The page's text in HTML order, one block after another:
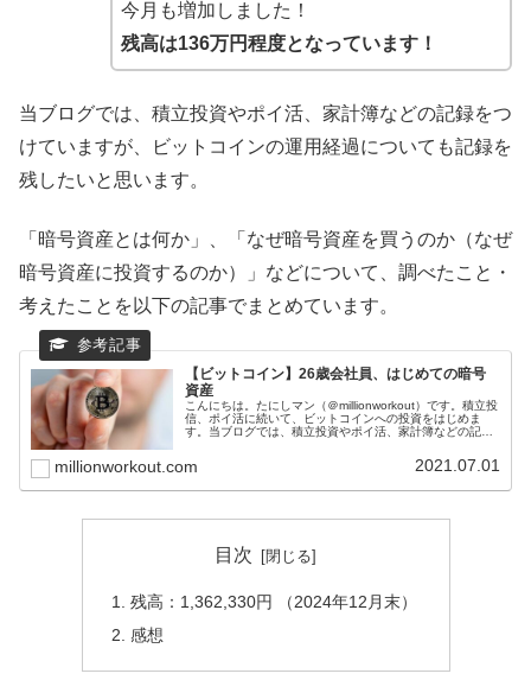
今月も増加しました！
残高は136万円程度となっています！
当ブログでは、積立投資やポイ活、家計簿などの記録をつ
けていますが、ビットコインの運用経過についても記録を
残したいと思います。
「暗号資産とは何か」、「なぜ暗号資産を買うのか（なぜ
暗号資産に投資するのか）」などについて、調べたこと・
考えたことを以下の記事でまとめています。
【ビットコイン】26歳会社員、はじめての暗号
資産
こんにちは。たにしマン（＠millionworkout）です。積立投
信、ポイ活に続いて、ビットコインへの投資をはじめま
す。当ブログでは、積立投資やポイ活、家計簿などの記録
millionworkout.com 2021.07.01
目次
残高：1,362,330円 （2024年12月末）
感想